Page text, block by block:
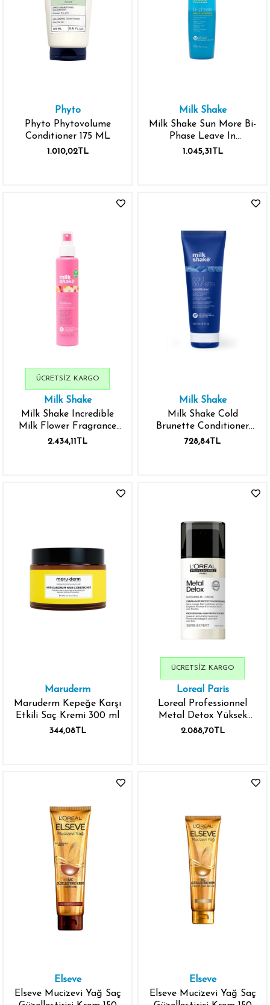
Phyto
Phyto Phytovolume
Conditioner 175 ML
1.010,02TL
Milk Shake
Milk Shake Sun More Bi-
Phase Leave In
Conditioner 250 ml
1.045,31TL
Milk Shake
Milk Shake Incredible
Milk Flower Fragrance
150 ml
2.434,11TL
ÜCRETSIZ KARGO
Milk Shake
Milk Shake Cold
Brunette Conditioner
250 ml
728,84TL
Maruderm
Maruderm Kepeğe Karşı
Etkili Saç Kremi 300 ml
344,08TL
Loreal Paris
Loreal Professionnel
Metal Detox Yüksek
Korumalı Krem 100 ml
2.088,70TL
ÜCRETSIZ KARGO
Elseve
Elseve Mucizevi Yağ Saç
Elseve
Elseve Mucizevi Yağ Saç